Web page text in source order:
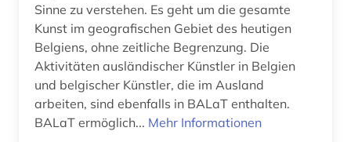
kudiyattam (1)
kultur (15)
kulturelles erbe (1)
Sinne zu verstehen. Es geht um die gesamte
Kunst im geografischen Gebiet des heutigen
Belgiens, ohne zeitliche Begrenzung. Die
Aktivitäten ausländischer Künstler in Belgien
und belgischer Künstler, die im Ausland
arbeiten, sind ebenfalls in BALaT enthalten.
BALaT ermöglich... Mehr Informationen